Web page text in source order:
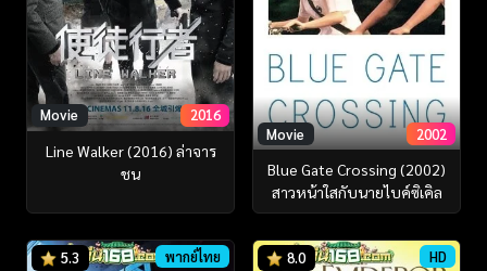
Movie 2016
Line Walker (2016) ล่าจาร
ชน
Movie 2002
Blue Gate Crossing (2002)
สาวหน้าใสกับนายไบค์ซิเคิล
5.3 พากย์ไทย 8.0 HD